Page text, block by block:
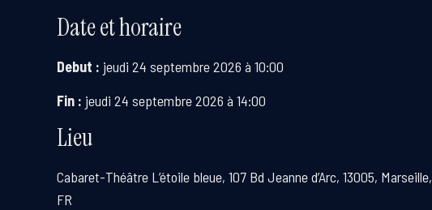
Date et horaire
Debut : jeudi 24 septembre 2026 à 10:00
Fin : jeudi 24 septembre 2026 à 14:00
Lieu
Cabaret-Théâtre L’étoile bleue, 107 Bd Jeanne d’Arc, 13005, Marseille,
FR